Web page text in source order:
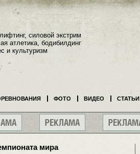
мира
силовой экстрим
атлетика, бодибилдинг
и культуризм
ФОТО ВИДЕО СТАТЬИ